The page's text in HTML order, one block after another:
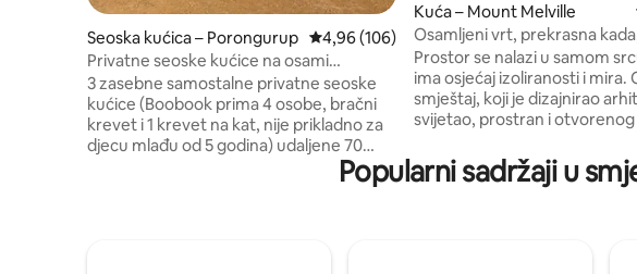
Seoska kućica – Porongurup Prosječna ocjena: 4,96/5, recenzija: 106
4,96 (106)
Privatne seoske kućice na osami
(Boobook)
3 zasebne samostalne privatne seoske
kućice (Boobook prima 4 osobe, bračni
krevet i 1 krevet na kat, nije prikladno za
djecu mlađu od 5 godina) udaljene 70
pogledom na planinski lanac Porongurup
Kuća – Mount Melville
Osamljeni vrt, prekrasna
ispunjen umjetnošću.
Prostor se nalazi u samom
ima osjećaj izoliranosti i mira.
smještaj, koji je dizajnirao
svijetao, prostran i otvorenog
vrtu, velika dobro opremljena
duboka luksuzna kada u kojoj
Popularni sadržaji u